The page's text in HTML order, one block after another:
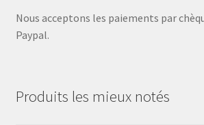
Nous acceptons les paiements par
Paypal.
Produits les mieux notés